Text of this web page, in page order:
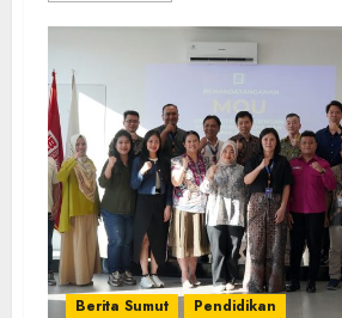
Berita Sumut Pendidikan